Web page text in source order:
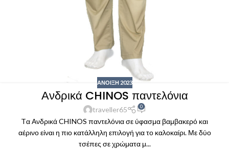
ΑΝΟΙΞΗ 2023
Ανδρικά CHINOS παντελόνια
traveller65 0
Tα Ανδρικά CHINOS παντελόνια σε ύφασμα βαμβακερό και
αέρινο είναι η πιο κατάλληλη επιλογή για το καλοκαίρι. Με δύο
τσέπες σε χρώματα μ...